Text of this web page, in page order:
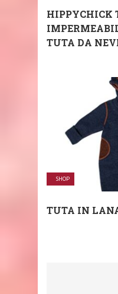
HIPPYCHICK
TUTA DA
SHOP
TUTA IN